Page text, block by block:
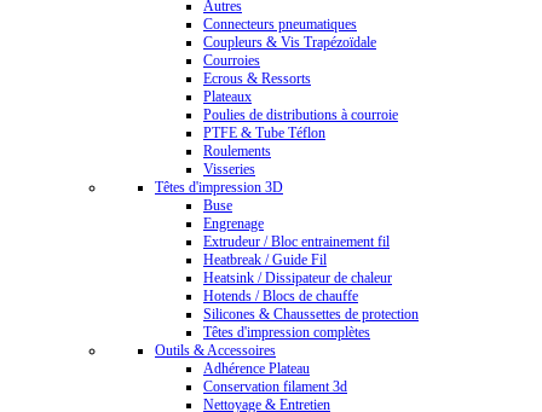
Autres
Connecteurs pneumatiques
Coupleurs & Vis Trapézoïdale
Courroies
Ecrous & Ressorts
Plateaux
Poulies de distributions à courroie
PTFE & Tube Téflon
Roulements
Visseries
Têtes d'impression 3D
Buse
Engrenage
Extrudeur / Bloc entrainement fil
Heatbreak / Guide Fil
Heatsink / Dissipateur de chaleur
Hotends / Blocs de chauffe
Silicones & Chaussettes de protection
Têtes d'impression complètes
Outils & Accessoires
Adhérence Plateau
Conservation filament 3d
Nettoyage & Entretien